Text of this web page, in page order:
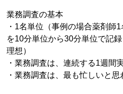
業務調査の基本
・1名単位（事例の場合薬剤師
を10分単位から30分単位で記
理想）
・業務調査は、連続する1週間
・業務調査は、最も忙しいと